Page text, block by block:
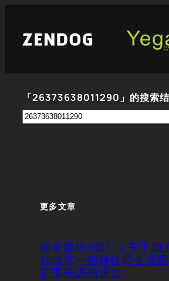
「26373638011290」的搜索
搜
更多文章
商务部等9部门 | 关于加
动城市一刻钟便民生活
扩围升级的通知